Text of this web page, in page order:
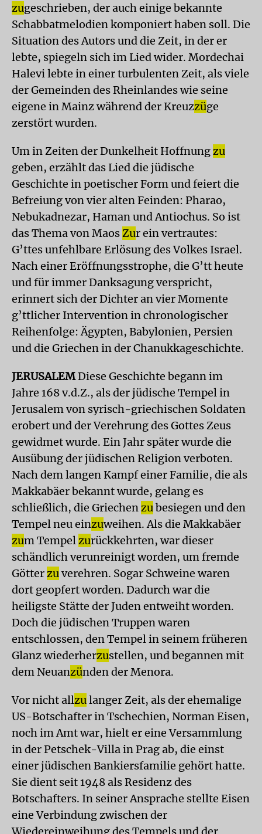
zugeschrieben, der auch einige bekannte
Schabbatmelodien komponiert haben soll. Die
Situation des Autors und die Zeit, in der er
lebte, spiegeln sich im Lied wider. Mordechai
Halevi lebte in einer turbulenten Zeit, als viele
der Gemeinden des Rheinlandes wie seine
eigene in Mainz während der Kreuzzüge
zerstört wurden.
Um in Zeiten der Dunkelheit Hoffnung zu
geben, erzählt das Lied die jüdische
Geschichte in poetischer Form und feiert die
Befreiung von vier alten Feinden: Pharao,
Nebukadnezar, Haman und Antiochus. So ist
das Thema von Maos Zur ein vertrautes:
G’ttes unfehlbare Erlösung des Volkes Israel.
Nach einer Eröffnungsstrophe, die G’tt heute
und für immer Danksagung verspricht,
erinnert sich der Dichter an vier Momente
g’ttlicher Intervention in chronologischer
Reihenfolge: Ägypten, Babylonien, Persien
und die Griechen in der Chanukkageschichte.
JERUSALEMDiese Geschichte begann im
Jahre 168 v.d.Z., als der jüdische Tempel in
Jerusalem von syrisch-griechischen Soldaten
erobert und der Verehrung des Gottes Zeus
gewidmet wurde. Ein Jahr später wurde die
Ausübung der jüdischen Religion verboten.
Nach dem langen Kampf einer Familie, die als
Makkabäer bekannt wurde, gelang es
schließlich, die Griechen zu besiegen und den
Tempel neu einzuweihen. Als die Makkabäer
zum Tempel zurückkehrten, war dieser
schändlich verunreinigt worden, um fremde
Götter zu verehren. Sogar Schweine waren
dort geopfert worden. Dadurch war die
heiligste Stätte der Juden entweiht worden.
Doch die jüdischen Truppen waren
entschlossen, den Tempel in seinem früheren
Glanz wiederherzustellen, und begannen mit
dem Neuanzünden der Menora.
Vor nicht allzu langer Zeit, als der ehemalige
US-Botschafter in Tschechien, Norman Eisen,
noch im Amt war, hielt er eine Versammlung
in der Petschek-Villa in Prag ab, die einst
einer jüdischen Bankiersfamilie gehört hatte.
Sie dient seit 1948 als Residenz des
Botschafters. In seiner Ansprache stellte Eisen
eine Verbindung zwischen der
Wiedereinweihung des Tempels und der